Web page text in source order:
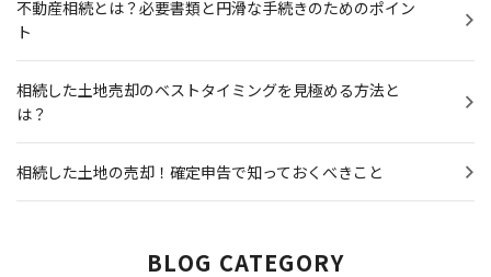
不動産相続とは？必要書類と円滑な手続きのためのポイン
ト
相続した土地売却のベストタイミングを見極める方法と
は？
相続した土地の売却！確定申告で知っておくべきこと
BLOG CATEGORY